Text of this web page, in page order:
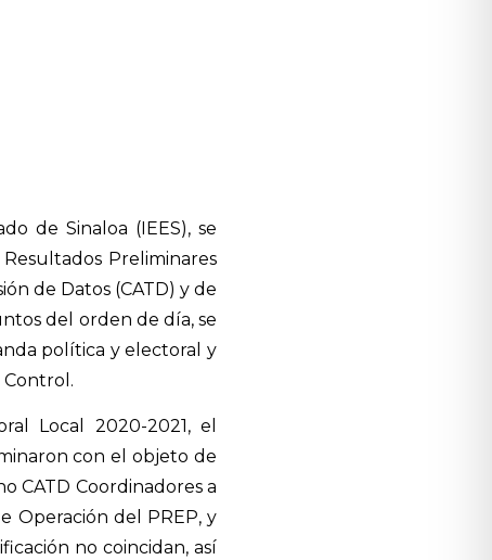
de Sinaloa (IEES), se
Preliminares
de Datos (CATD) y de
del orden de día, se
política y electoral y
Local 2020-2021, el
con el objeto de
CATD Coordinadores a
Operación del PREP, y
no coincidan, así